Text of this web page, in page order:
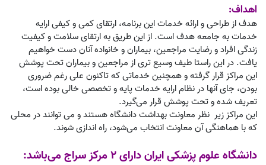
اهداف:
هدف از طراحی و ارائه خدمات این برنامه، ارتقای کمی و کیفی ارایه
خدمات به جامعه هدف است. از این طریق به ارتقای سلامت و کیفیت
زندگی افراد و رضایت مراجعین، بیماران و خانواده آنان دست خواهیم
یافت. در این راستا طیف وسیع تری از مراجعین و بیماران تحت پوشش
این مراکز قرار گرفته و همچنین خدماتی که تاکنون علی رغم ضروری
بودن، جای آنها در نظام ارایه خدمات پایه و تخصصی خالی بوده است،
تعریف شده و تحت پوشش قرار می‌گیرد.
این مراکز زیر نظر معاونت بهداشت دانشگاه هستند و می توانند در محلی
که با هماهنگی آن معاونت انتخاب می‌شود، راه اندازی شوند.
دانشگاه علوم پزشکی ایران دارای 2 مرکز سراج می‌باشد: